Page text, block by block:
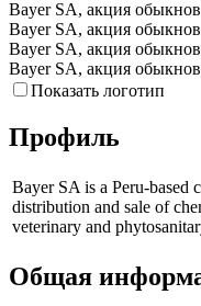
Bayer SA, акция
Bayer SA, акция
Bayer SA, акция
Bayer SA, акция
Показать логотип
Профиль
Bayer SA is a Peru-based
distribution and sale of
veterinary and
Общая